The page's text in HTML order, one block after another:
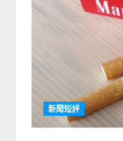
新聞短評